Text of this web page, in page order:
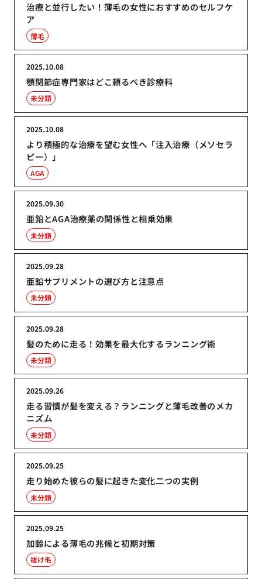
治療と並行したい！薄毛の女性におすすめのセルフケ
ア
薄毛
顎関節症専門家はどこ頼るべき診療科
2025.10.08
未分類
より積極的な治療を望む女性へ「注入治療（メソセラ
ピー）」
2025.10.08
AGA
亜鉛とAGA治療薬の関係性と相乗効果
2025.09.30
未分類
亜鉛サプリメントの選び方と注意点
2025.09.28
未分類
髪のために走る！効果を最大化するランニング術
2025.09.28
未分類
走る習慣が髪を変える？ランニングと薄毛改善のメカ
ニズム
2025.09.26
未分類
走り始めた彼らの髪に起きた変化二つの実例
2025.09.25
未分類
加齢による薄毛の兆候と初期対策
2025.09.25
抜け毛